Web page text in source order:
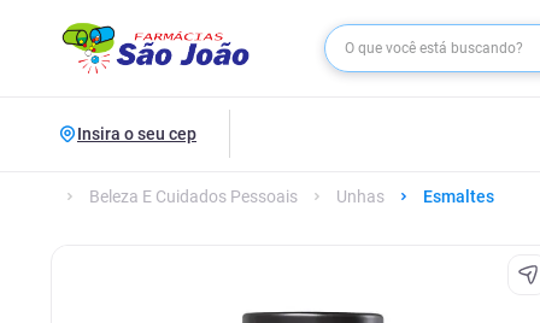
Insira o seu cep
Beleza E Cuidados Pessoais Unhas Esmaltes